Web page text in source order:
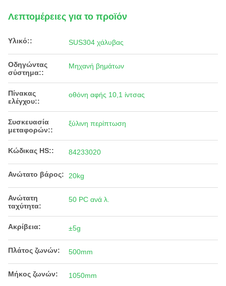
Λεπτομέρειες για το προϊόν
Υλικό:: SUS304 χάλυβας
Οδηγώντας
σύστημα::
Μηχανή βημάτων
Πίνακας
ελέγχου::
οθόνη αφής 10,1 ίντσας
Συσκευασία
μεταφορών::
ξύλινη περίπτωση
Κώδικας HS:: 84233020
Ανώτατο βάρος: 20kg
Ανώτατη
ταχύτητα:
50 PC ανά λ.
Ακρίβεια: ±5g
Πλάτος ζωνών: 500mm
Μήκος ζωνών: 1050mm